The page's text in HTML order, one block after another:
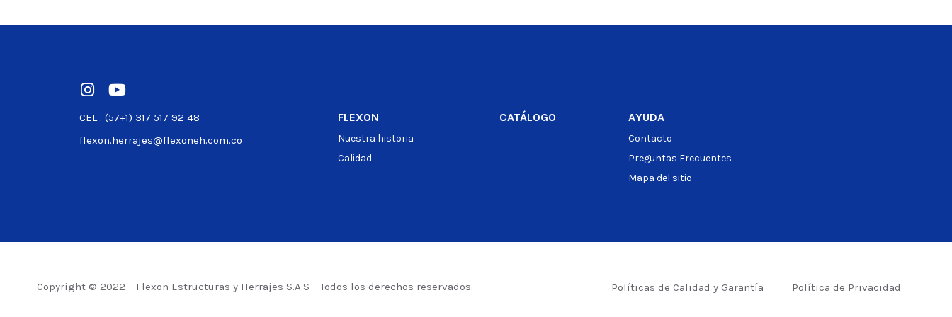
CEL : (57+1) 317 517 92 48
flexon.herrajes@flexoneh.com.co
FLEXON
Nuestra historia
Calidad
CATÁLOGO AYUDA
Contacto
Preguntas Frecuentes
Mapa del sitio
Copyright © 2022 – Flexon Estructuras y Herrajes S.A.S – Todos los derechos reservados. Políticas de Calidad y Garantía Política de Privacidad